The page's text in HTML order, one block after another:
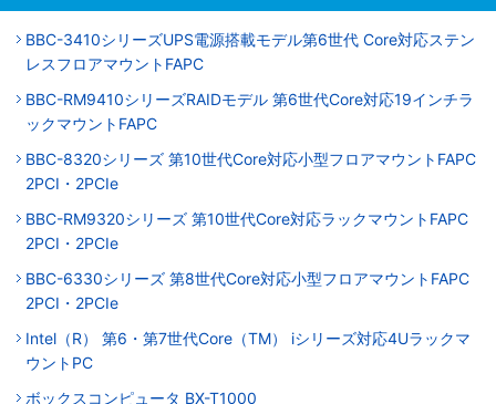
BBC-3410シリーズUPS電源搭載モデル第6世代 Core対応ステン
レスフロアマウントFAPC
BBC-RM9410シリーズRAIDモデル 第6世代Core対応19インチラ
ックマウントFAPC
BBC-8320シリーズ 第10世代Core対応小型フロアマウントFAPC
2PCI・2PCIe
BBC-RM9320シリーズ 第10世代Core対応ラックマウントFAPC
2PCI・2PCIe
BBC-6330シリーズ 第8世代Core対応小型フロアマウントFAPC
2PCI・2PCIe
Intel（R） 第6・第7世代Core（TM） iシリーズ対応4Uラックマ
ウントPC
ボックスコンピュータ BX-T1000